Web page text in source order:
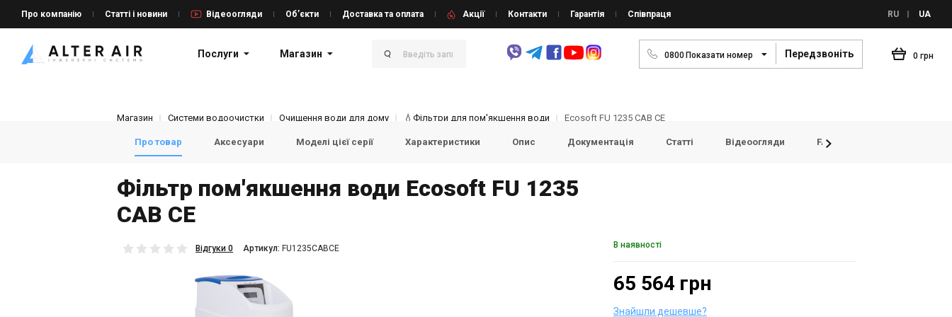
Про компанію Статті і новини Відеоогляди Об’єкти Доставка та оплата Акції Контакти Гарантія Співпраця RU UA
Послуги Магазин 0800Показати номер Передзвоніть 0 грн
Магазин Системи водоочистки Очищення води для дому 💧Фільтри для пом'якшення води Ecosoft FU 1235 CAB CE
Про товар Аксесуари Моделі цієї серії Характеристики Опис Документація Статті Відеоогляди FAQ
Фільтр пом'якшення води Ecosoft FU 1235
CAB CE
Відгуки 0 Aртикул: FU1235CABCE В наявності
65 564 грн
Знайшли дешевше?